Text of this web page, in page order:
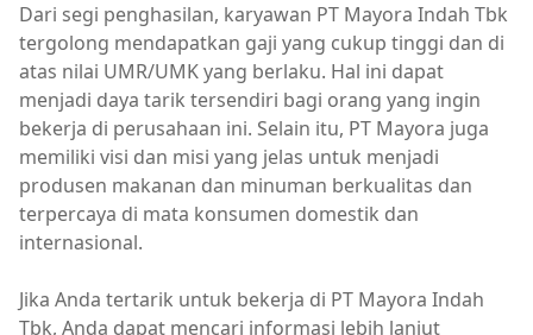
Dari segi penghasilan, karyawan PT Mayora Indah Tbk
tergolong mendapatkan gaji yang cukup tinggi dan di
atas nilai UMR/UMK yang berlaku. Hal ini dapat
menjadi daya tarik tersendiri bagi orang yang ingin
bekerja di perusahaan ini. Selain itu, PT Mayora juga
memiliki visi dan misi yang jelas untuk menjadi
produsen makanan dan minuman berkualitas dan
terpercaya di mata konsumen domestik dan
internasional.
Jika Anda tertarik untuk bekerja di PT Mayora Indah
Tbk, Anda dapat mencari informasi lebih lanjut